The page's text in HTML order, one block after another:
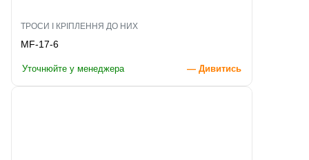
ТРОСИ І КРІПЛЕННЯ ДО НИХ
MF-17-6
Уточнюйте у менеджера — Дивитись